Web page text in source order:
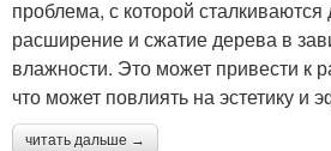
проблема, с которой
расширение и сжатие дерева в
влажности. Это может привести к
что может повлиять на эстетику и
читать дальше →